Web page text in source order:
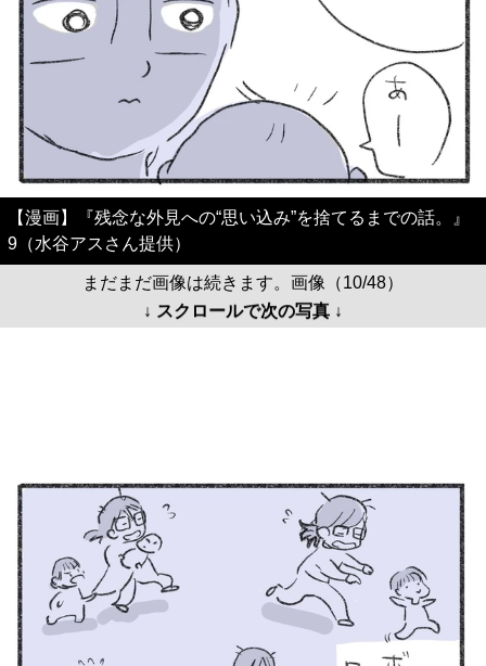
【漫画】『残念な外見への“思い込み”を捨てるまでの話。』
9（水谷アスさん提供）
まだまだ画像は続きます。画像（10/48）
↓ スクロールで次の写真 ↓